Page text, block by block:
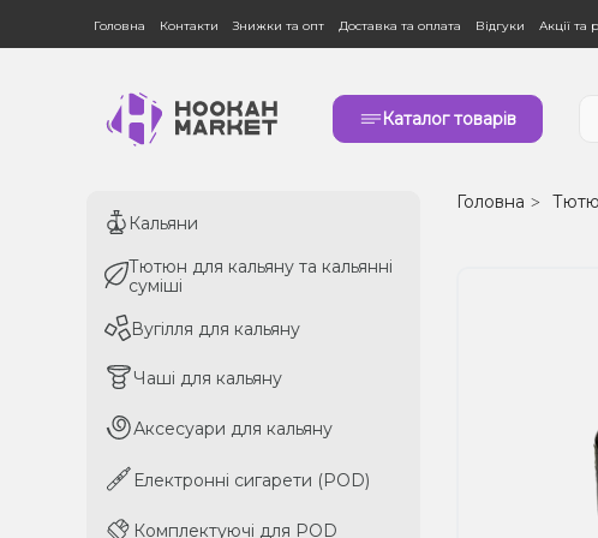
Головна Контакти Знижки та опт Доставка та оплата Відгуки Акції та
Каталог товарів
Кальяни
Тютюн для кальяну та кальянні
суміші
Вугілля для кальяну
Чаші для кальяну
Аксесуари для кальяну
Електронні сигарети (POD)
Комплектуючі для POD
Кальяни
Тютюн для кальяну та кальянні
суміші
Вугілля для кальяну
Чаші для кальяну
Аксесуари для кальяну
Електронні сигарети (POD)
Комплектуючі для POD
Головна